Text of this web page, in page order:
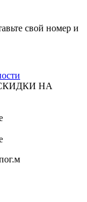
свой номер и
НА